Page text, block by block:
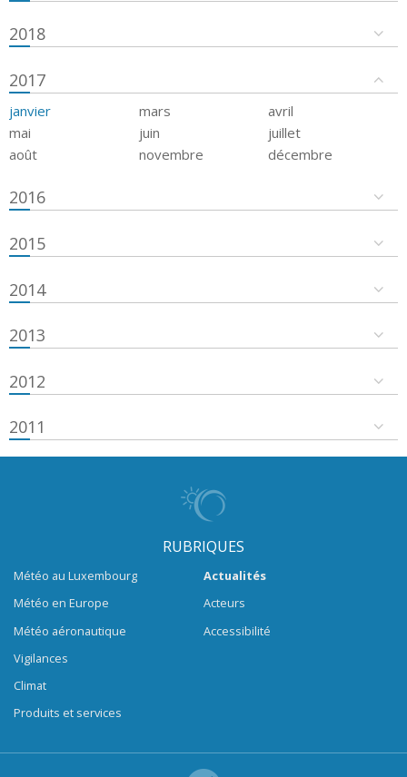
2018
2017
janvier mars
avril
mai
juin
juillet
août
novembre décembre
2016
2015
2014
2013
2012
2011
RUBRIQUES
Météo au Luxembourg
Météo en Europe
Météo aéronautique
Vigilances
Climat
Produits et services
Actualités
Acteurs
Accessibilité